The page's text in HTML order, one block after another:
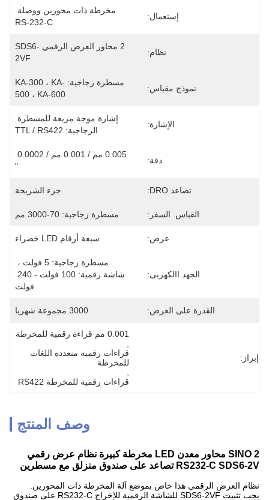
إستعمال:
RS-232-C
نظام:
2 محاور العرض الرقمي SDS6-
2VF
نموذج مقياس:
مسطرة زجاجية: KA-300 ، KA-
500 ، KA-600
الإشارة:
الزجاجية: TTL / RS422
دقة:
"
تصاعد DRO: جزء الشريحة
القياس. السفر: مسطرة زجاجية: 70-3000 مم
عرض: سبعة أرقام LED خضراء
الجهد االكهربى:
فولت
القدرة على العرض: 3000 مجموعة شهريا
إبراز:
0.001 مم قراءة رقمية للمخرطة
للمخرطة
قراءات رقمية للمخرطة RS422
وصف المنتج
SINO 2 محاور معدن LED مخرطة كبيرة نظام عرض رقمي
RS232-C SDS6-2V تصاعد على صندوق منزلق مع مسطرين
نظام العرض الرقمي هذا خاص بموضع آلة المخرطة ذات المحورين.
يجب تثبيت SDS6-2VF للشاشة الرقمية للإخراج RS232-C على صندوق